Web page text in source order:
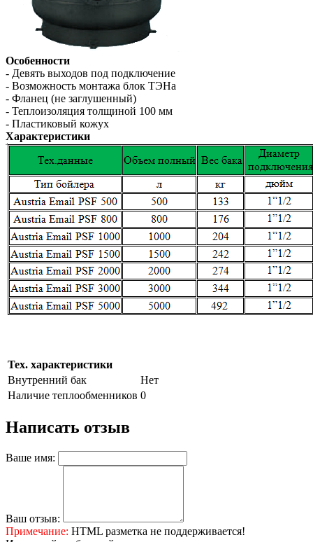
Особенности
- Девять выходов под подключение
- Возможность монтажа блок ТЭНа
- Фланец (не заглушенный)
- Теплоизоляция толщиной 100 мм
- Пластиковый кожух
Характеристики
Тех. характеристики
Внутренний бак
Нет
Наличие теплообменников 0
Написать отзыв
Ваше имя:
Ваш отзыв:
Примечание: HTML разметка не поддерживается!